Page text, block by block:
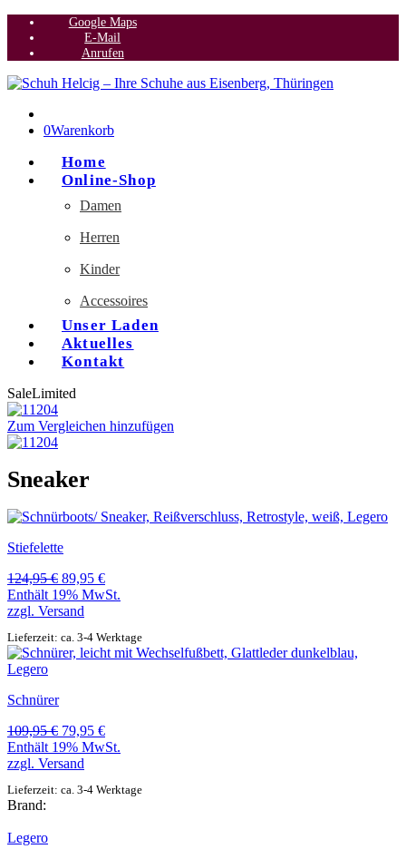
Google Maps
E-Mail
Anrufen
0Warenkorb
Home
Online-Shop
Damen
Herren
Kinder
Accessoires
Unser Laden
Aktuelles
Kontakt
SaleLimited
Zum Vergleichen hinzufügen
Sneaker
Stiefelette
124,95€ Ursprünglicher
Preis
war:
89,95 €Aktueller
Preis
Enthält 19% MwSt.
zzgl. Versand
Lieferzeit: ca. 3-4 Werktage
Schnürer
109,95€ Ursprünglicher
Preis
war:
79,95 €Aktueller
Preis
Enthält 19% MwSt.
zzgl. Versand
Lieferzeit: ca. 3-4 Werktage
Brand:
Legero